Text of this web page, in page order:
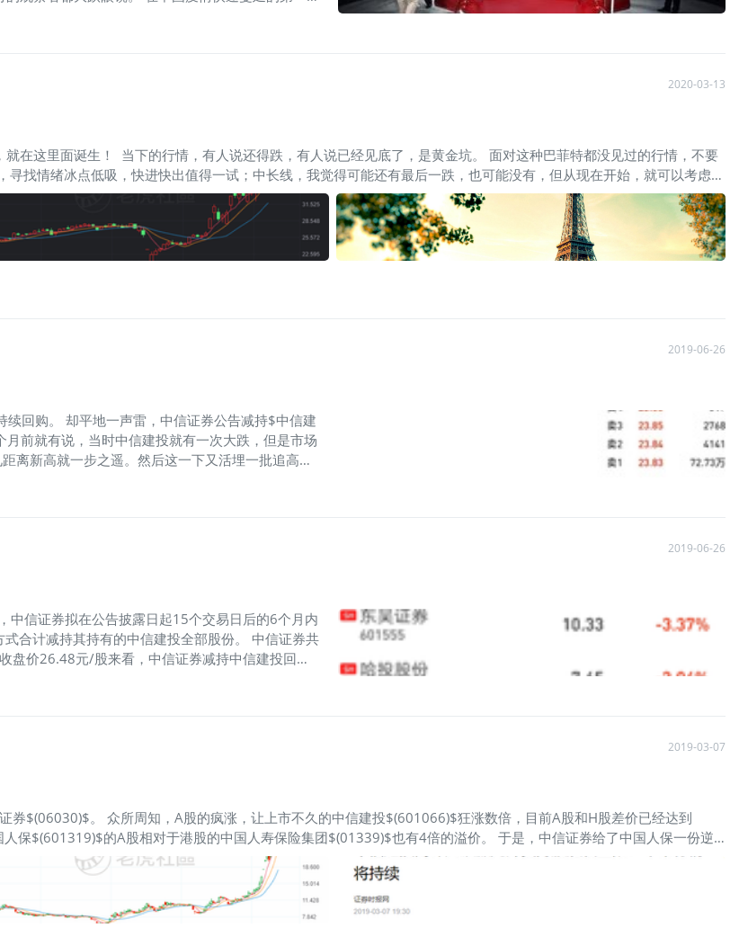
结舌。很多人无耐接受了这样一个事实：特斯拉
么会突然暴跌？ Model 3去哪了？ 根据第一电动
海工厂就变成了唯一在产Model 3的产能基地，为
据后发现，并没有特斯拉中国大宗出口的记录。 还
年补贴政策，明确补贴前销售指导价上限为30
的销售，绝不至于砍掉7000张订单。 真相到底是
张订单——此前积累的所有订单，1到3月都已消
“随着特斯拉Model 3产
2020-03-13
在这里面诞生！ ​​​​​​​​​​​​​​​​​​​​​​​​​​​​​​​​​​​​​​​​​​​​​​​​​​​ 当下的行情，有人说还得跌，有人说已经见底了，是黄金坑。 面对这种巴菲特都没见过的行情，不要
找情绪冰点低吸，快进快出值得一试；中长线，我觉得可能还有最后一跌，也可能没有，但从现在开始，就可以考虑分
点，不用全仓，但至少要跟她发生一些关系。 ... ... 最后，继续分享今日强势股，我再次提一下，这些股票并不一定是
。 这类股票，往往非常具有韧性，在行情好的时候，会第二天就连续大涨，比如
$微创医疗(00853)$
,箭头所指之处的
调回调下跌时，会有资金来兜底，而出现强势反弹，比如：$九毛九(09922)$但是，最近失败更多的，比如前两天的$李
。 所以，怎么买是需要你自己的策略的，我只是告诉大家，这些股票今天很强势。如果近期大盘不是特别差的话，里面
2019-06-26
回购。 却平地一声雷，中信证券公告减持$中信建
前就有说，当时中信建投就有一次大跌，但是市场
离新高就一步之遥。然后这一下又活埋一批追高韭
不及待减持，牛市发动机中信这招有点想不通。
不是今天A股的中信建投跌停，差价可是有5倍。同
离时，中信证券高位出货，资本是逐利的。
2019-06-26
中信证券拟在公告披露日起15个交易日后的6个月内
合计减持其持有的中信建投全部股份。 中信证券共
盘价26.48元/股来看，中信证券减持中信建投回笼
2019-03-07
$(06030)$。 众所周知，A股的疯涨，让上市不久的中信建投$(601066)$狂涨数倍，目前A股和H股差价已经达到
保$(601319)$的A股相对于港股的中国人寿保险集团$(01339)$也有4倍的溢价。 于是，中信证券给了中国人保一份逆
“牛市”信号。 “中信”跟“中信XX”打架，估计也不是经常能看到的。 不过消息君查了一下，中信证券其实只有中信建投
上只是挂了一个“中信”的名字罢了。那么问题来了。 既然都算不上亲兄弟，那中信证券敢不敢给中信建投（A股）一个